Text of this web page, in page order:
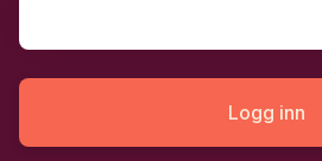
Logg inn